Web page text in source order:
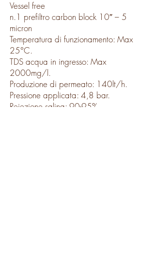
Vessel free
n.1 prefiltro carbon block 10″ – 5
micron
Temperatura di funzionamento: Max
25°C.
TDS acqua in ingresso: Max
2000mg/l.
Produzione di permeato: 140lt/h.
Pressione applicata: 4,8 bar.
Reiezione salina: 90-95%.